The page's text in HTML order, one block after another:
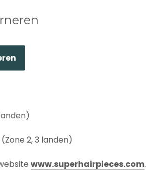
2, 3 landen)
www.superhairpieces.com.